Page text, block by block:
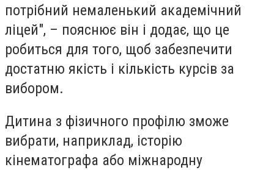
потрібний немаленький академічний
ліцей", – пояснює він і додає, що це
робиться для того, щоб забезпечити
достатню якість і кількість курсів за
вибором.
Дитина з фізичного профілю зможе
вибрати, наприклад, історію
кінематографа або міжнародну